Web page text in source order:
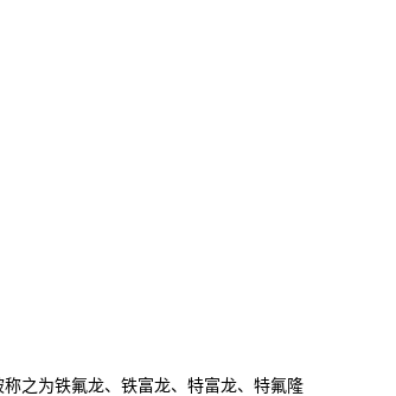
之为铁氟龙、铁富龙、特富龙、特氟隆